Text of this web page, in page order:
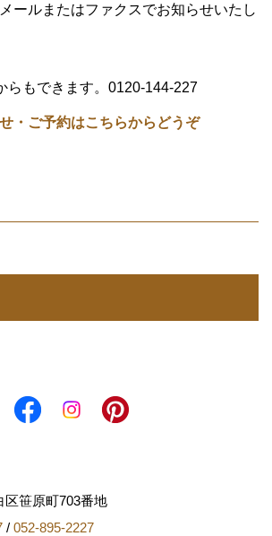
ールまたはファクスでお知らせいたし
らもできます。0120-144-227
・ご予約はこちらからどうぞ
区笹原町703番地
/ 052-895-2227